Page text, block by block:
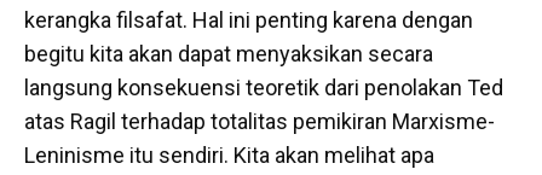
kerangka filsafat. Hal ini penting karena dengan
begitu kita akan dapat menyaksikan secara
langsung konsekuensi teoretik dari penolakan Ted
atas Ragil terhadap totalitas pemikiran Marxisme-
Leninisme itu sendiri. Kita akan melihat apa